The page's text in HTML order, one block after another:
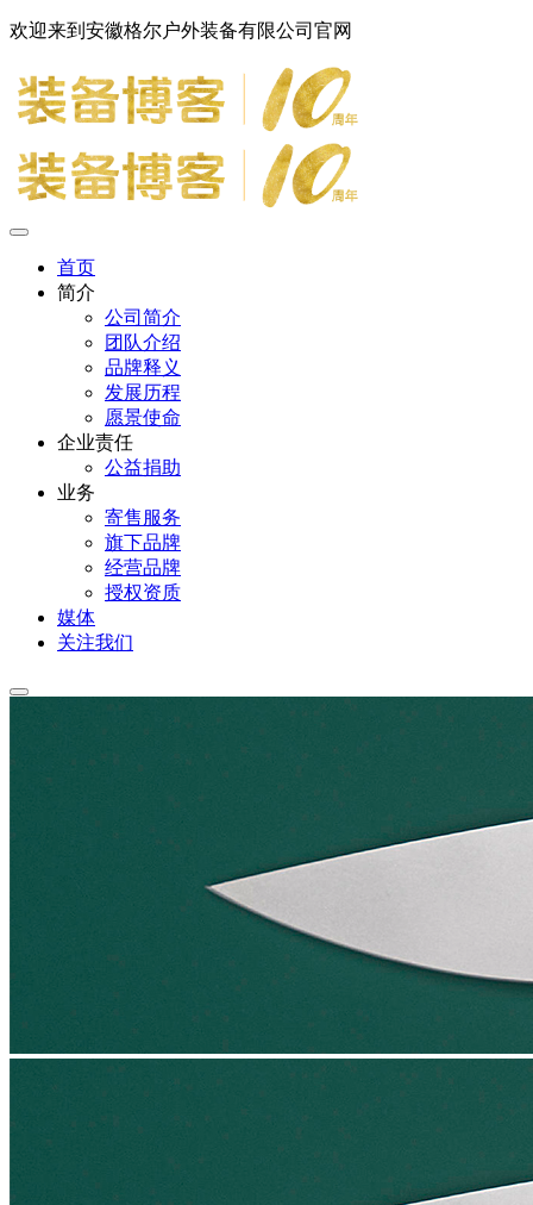
欢迎来到安徽格尔户外装备有限公司官网
首页
简介
公司简介
团队介绍
品牌释义
发展历程
愿景使命
企业责任
公益捐助
业务
寄售服务
旗下品牌
经营品牌
授权资质
媒体
关注我们